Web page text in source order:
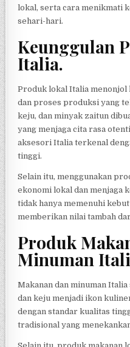
lokal, serta cara menikmati
sehari-hari.
Keunggulan
Italia.
Produk lokal Italia menonjol
dan proses produksi yang
keju, dan minyak zaitun
yang menjaga cita rasa
aksesori Italia terkenal
tinggi.
Selain itu, menggunakan
ekonomi lokal dan menjaga
tidak hanya memenuhi
memberikan nilai tambah
Produk
Minuman
Makanan dan minuman
dan keju menjadi ikon
dengan standar kualitas
tradisional yang